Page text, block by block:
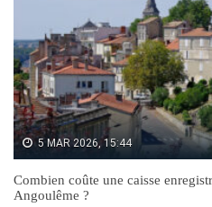
5 MAR 2026, 15:44
Combien coûte une caisse
Angoulême ?